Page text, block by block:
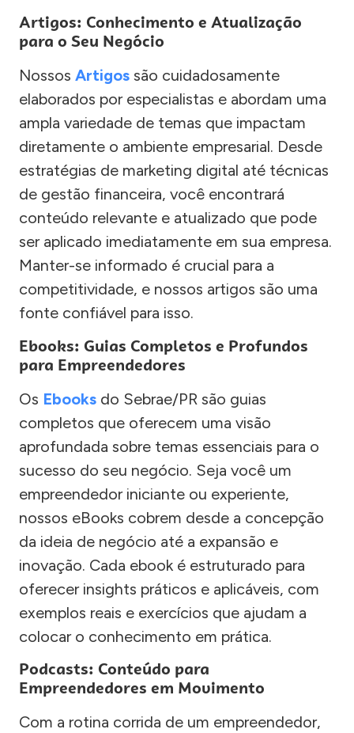
Artigos: Conhecimento e Atualização
para o Seu Negócio
Nossos Artigos são cuidadosamente
elaborados por especialistas e abordam uma
ampla variedade de temas que impactam
diretamente o ambiente empresarial. Desde
estratégias de marketing digital até técnicas
de gestão financeira, você encontrará
conteúdo relevante e atualizado que pode
ser aplicado imediatamente em sua empresa.
Manter-se informado é crucial para a
competitividade, e nossos artigos são uma
fonte confiável para isso.
Ebooks: Guias Completos e Profundos
para Empreendedores
Os Ebooks do Sebrae/PR são guias
completos que oferecem uma visão
aprofundada sobre temas essenciais para o
sucesso do seu negócio. Seja você um
empreendedor iniciante ou experiente,
nossos eBooks cobrem desde a concepção
da ideia de negócio até a expansão e
inovação. Cada ebook é estruturado para
oferecer insights práticos e aplicáveis, com
exemplos reais e exercícios que ajudam a
colocar o conhecimento em prática.
Podcasts: Conteúdo para
Empreendedores em Movimento
Com a rotina corrida de um empreendedor,